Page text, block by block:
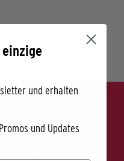
ab €75
Design
und erhalten
und Updates